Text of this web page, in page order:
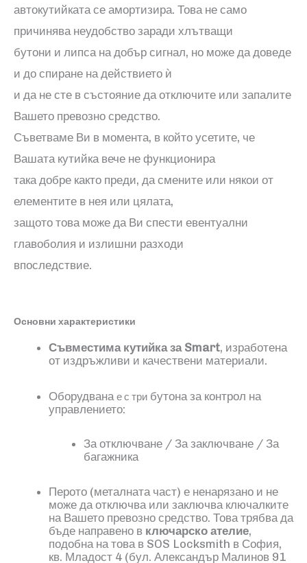
автокутийката се амортизира. Това не само
причинява неудобство заради хлътващи
бутони и липса на добър сигнал, но може да доведе
и до спиране на действието ѝ
и да не сте в състояние да отключите или запалите
Вашето превозно средство.
Съветваме Ви в момента, в който усетите, че
Вашата кутийка вече не функционира
така добре както преди, да смените или някои от
елементите в нея или цялата,
защото това може да Ви спести евентуални
главоболия и излишни разходи
впоследствие.
Основни характеристики
Съвместима кутийка за Smart, изработена
от издръжливи и качествени материали.
Оборудвана е с три бутона за контрол на
управлението:
За отключване / За заключване / За
багажника
Перото (металната част) е ненарязано и не
може да отключва или заключва ключалките
на Вашето превозно средство. Това трябва да
бъде направено в ключарско ателие,
подобна на това в SOS Locksmith в София,
кв. Младост 4 (бул. Александър Малинов 91